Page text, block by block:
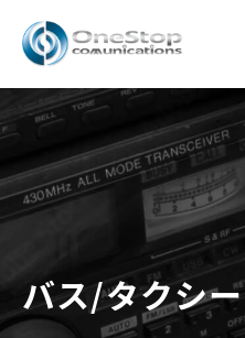
バス/タクシー